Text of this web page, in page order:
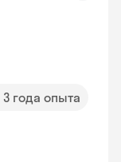
3 года опыта